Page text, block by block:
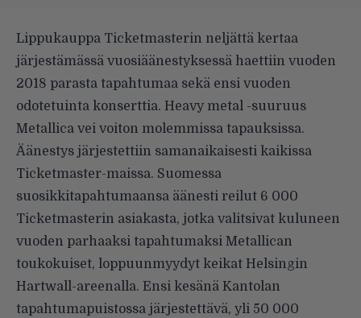
Lippukauppa Ticketmasterin neljättä kertaa
järjestämässä vuosiäänestyksessä haettiin vuoden
2018 parasta tapahtumaa sekä ensi vuoden
odotetuinta konserttia. Heavy metal -suuruus
Metallica vei voiton molemmissa tapauksissa.
Äänestys järjestettiin samanaikaisesti kaikissa
Ticketmaster-maissa. Suomessa
suosikkitapahtumaansa äänesti reilut 6 000
Ticketmasterin asiakasta, jotka valitsivat kuluneen
vuoden parhaaksi tapahtumaksi Metallican
toukokuiset, loppuunmyydyt keikat Helsingin
Hartwall-areenalla. Ensi kesänä Kantolan
tapahtumapuistossa järjestettävä, yli 50 000